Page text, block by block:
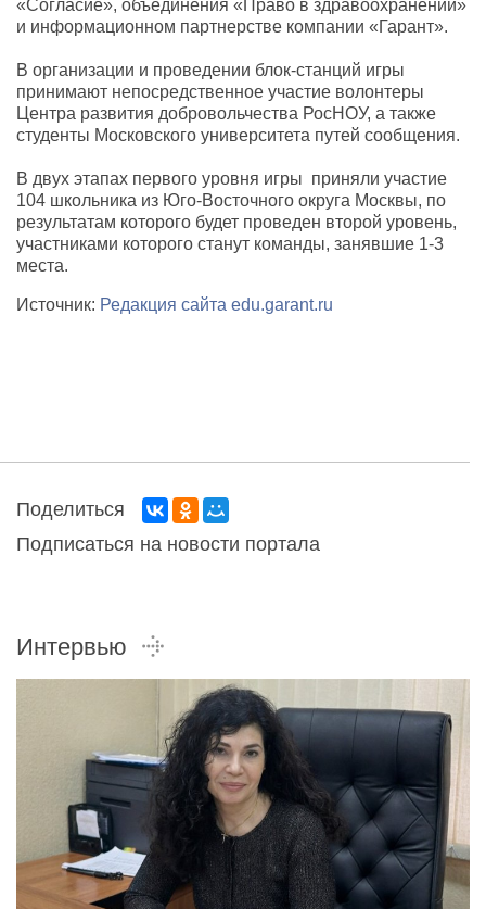
«Согласие», объединения «Право в здравоохранении»
и информационном партнерстве компании «Гарант».
В организации и проведении блок-станций игры
принимают непосредственное участие волонтеры
Центра развития добровольчества РосНОУ, а также
студенты Московского университета путей сообщения.
В двух этапах первого уровня игры приняли участие
104 школьника из Юго-Восточного округа Москвы, по
результатам которого будет проведен второй уровень,
участниками которого станут команды, занявшие 1-3
места.
Источник: Редакция сайта edu.garant.ru
Поделиться
Подписаться на новости портала
Интервью